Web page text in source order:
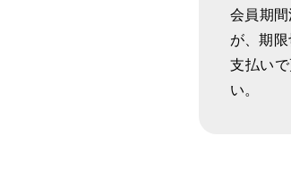
会員期
が、期
支払い
い。